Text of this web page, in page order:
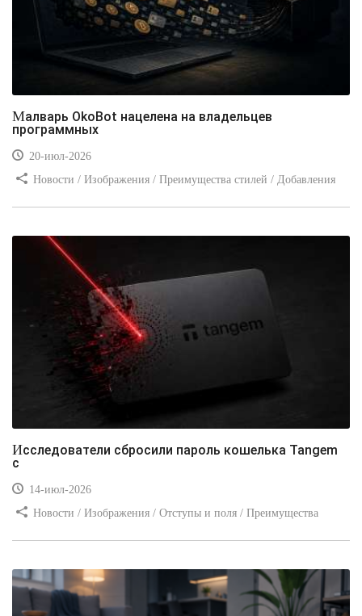
Малварь OkoBot нацелена на владельцев
программных
20-июл-2026
Новости / Изображения / Преимущества стилей / Добавления
Исследователи сбросили пароль кошелька Tangem
с
14-июл-2026
Новости / Изображения / Отступы и поля / Преимущества